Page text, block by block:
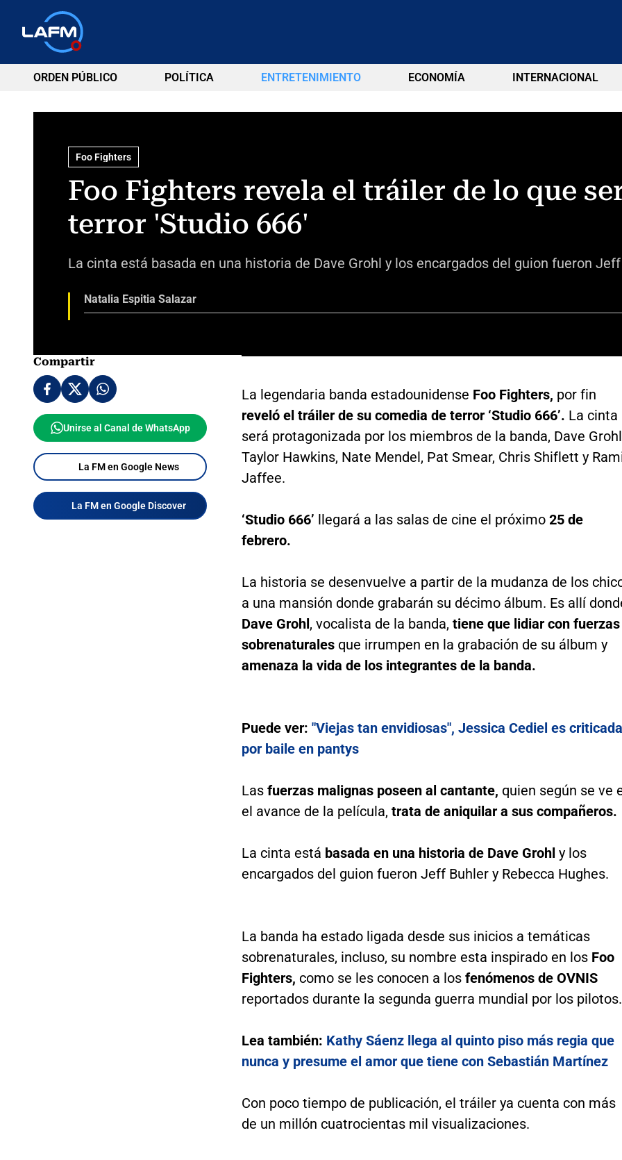
ORDEN PÚBLICO POLÍTICA ENTRETENIMIENTO ECONOMÍA INTERNACIONAL
Foo Fighters
Foo Fighters revela el tráiler de lo que
terror 'Studio 666'
La cinta está basada en una historia de Dave Grohl y los encargados del guion fueron
Natalia Espitia Salazar
Compartir
Unirse al Canal de WhatsApp
La FM en Google News
La FM en Google Discover
La legendaria banda estadounidense Foo Fighters, por fin
reveló el tráiler de su comedia de terror ‘Studio 666’. La cinta
será protagonizada por los miembros de la banda, Dave
Taylor Hawkins, Nate Mendel, Pat Smear, Chris Shiflett y
Jaffee.
‘Studio 666’ llegará a las salas de cine el próximo 25 de
febrero.
La historia se desenvuelve a partir de la mudanza de los
a una mansión donde grabarán su décimo álbum. Es allí
Dave Grohl, vocalista de la banda, tiene que lidiar con fuerzas
sobrenaturalesque irrumpen en la grabación de su álbum y
amenaza la vida de los integrantes de la banda.
Puede ver: "Viejas tan envidiosas", Jessica Cediel es criticada
por baile en pantys
Lasfuerzas malignas poseen al cantante, quien según se ve
el avance de la película, trata de aniquilar a sus compañeros.
La cinta está basada en una historia de Dave Grohl y los
encargados del guion fueron Jeff Buhler y Rebecca Hughes.
La banda ha estado ligada desde sus inicios a temáticas
sobrenaturales, incluso, su nombre esta inspirado en los Foo
Fighters, como se les conocen a losfenómenos de OVNIS
reportados durante la segunda guerra mundial por los pilotos.
Lea también: Kathy Sáenz llega al quinto piso más regia que
nunca y presume el amor que tiene con Sebastián Martínez
Con poco tiempo de publicación, el tráiler ya cuenta con más
de un millón cuatrocientas mil visualizaciones.